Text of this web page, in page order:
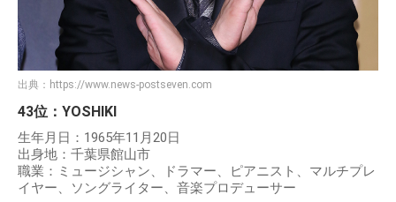
出典： https://www.news-postseven.com
43位：YOSHIKI
生年月日：1965年11月20日
出身地：千葉県館山市
職業：ミュージシャン、ドラマー、ピアニスト、マルチプレ
イヤー、ソングライター、音楽プロデューサー